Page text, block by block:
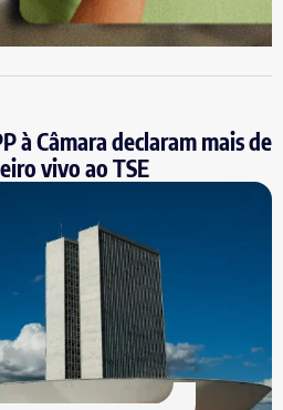
à Câmara declaram mais de
vivo ao TSE